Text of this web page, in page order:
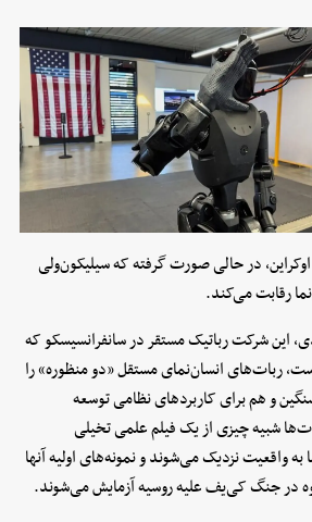
در حالی صورت گرفته که سیلیکون‌ولی
رقابت می‌کند.
این شرکت رباتیک مستقر در سانفرانسیسکو که
ربات‌های انسان‌نمای مستقل «دو منظوره» را
و هم برای کاربردهای نظامی توسعه
شبیه چیزی از یک فیلم علمی تخیلی
به واقعیت نزدیک می‌شوند و نمونه‌های اولیه آنها
در جنگ کی‌یف علیه روسیه آزمایش می‌شوند.